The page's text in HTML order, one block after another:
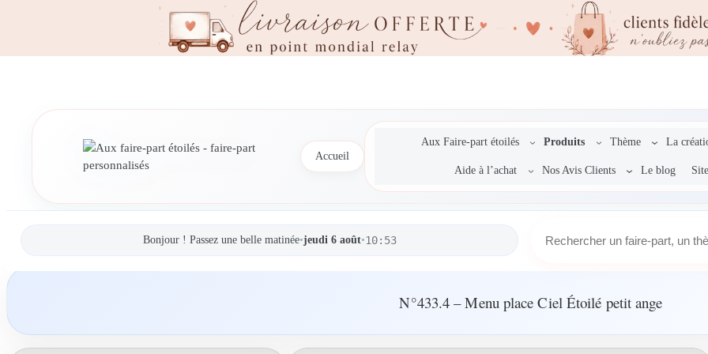
Accueil
Aux Faire-part étoilés Produits Thème La
Aide à l’achat Nos Avis Clients Le blog
Bonjour ! Passez une belle matinée•jeudi 6 août•10:53
r
h
N°433.4 – Menu place Ciel Étoilé petit ange